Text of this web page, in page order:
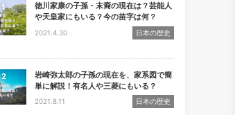
徳川家康の子孫・末裔の現在は？芸能人
や天皇家にもいる？今の苗字は何？
2021.4.30 日本の歴史
岩崎弥太郎の子孫の現在を、家系図で簡
単に解説！有名人や三菱にもいる？
2021.8.11 日本の歴史